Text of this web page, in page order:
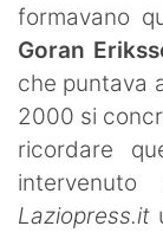
formavano
Goran
che puntava
2000 si
ricordare
Laziopress.it